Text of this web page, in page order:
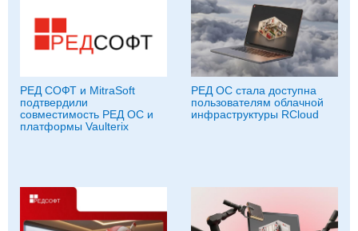
РЕД СОФТ и MitraSoft
подтвердили
совместимость РЕД ОС и
платформы Vaulterix
РЕД ОС стала доступна
пользователям облачной
инфраструктуры RCloud